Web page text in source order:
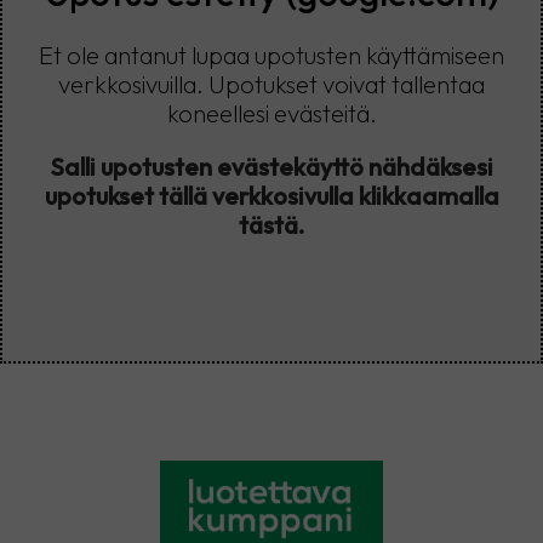
Et ole antanut lupaa upotusten käyttämiseen
verkkosivuilla. Upotukset voivat tallentaa
koneellesi evästeitä.
Salli upotusten evästekäyttö nähdäksesi
upotukset tällä verkkosivulla klikkaamalla
tästä.